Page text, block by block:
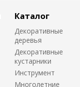
Каталог
Декоративные
деревья
Декоративные
кустарники
Инструмент
Многолетние